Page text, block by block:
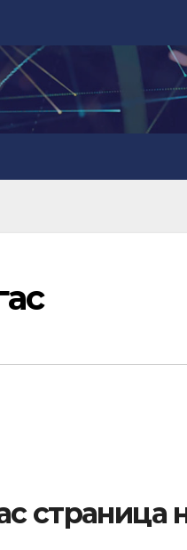
страница